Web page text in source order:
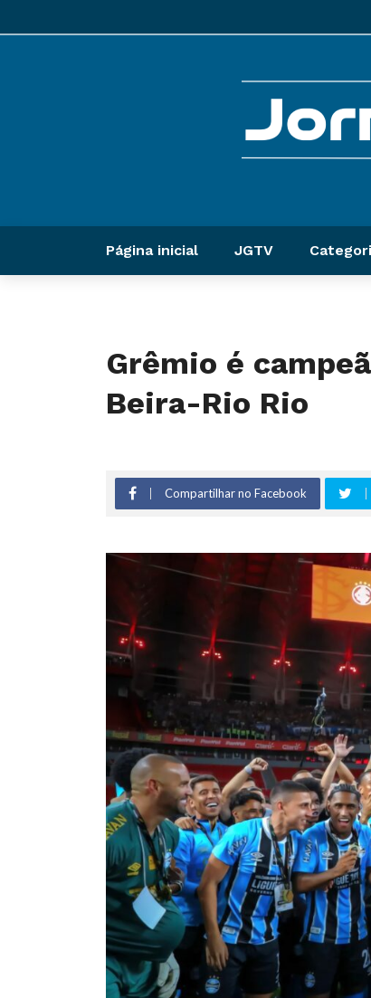
Página inicial JGTV
Grêmio é
Beira-Rio Rio
Compartilhar no Facebook